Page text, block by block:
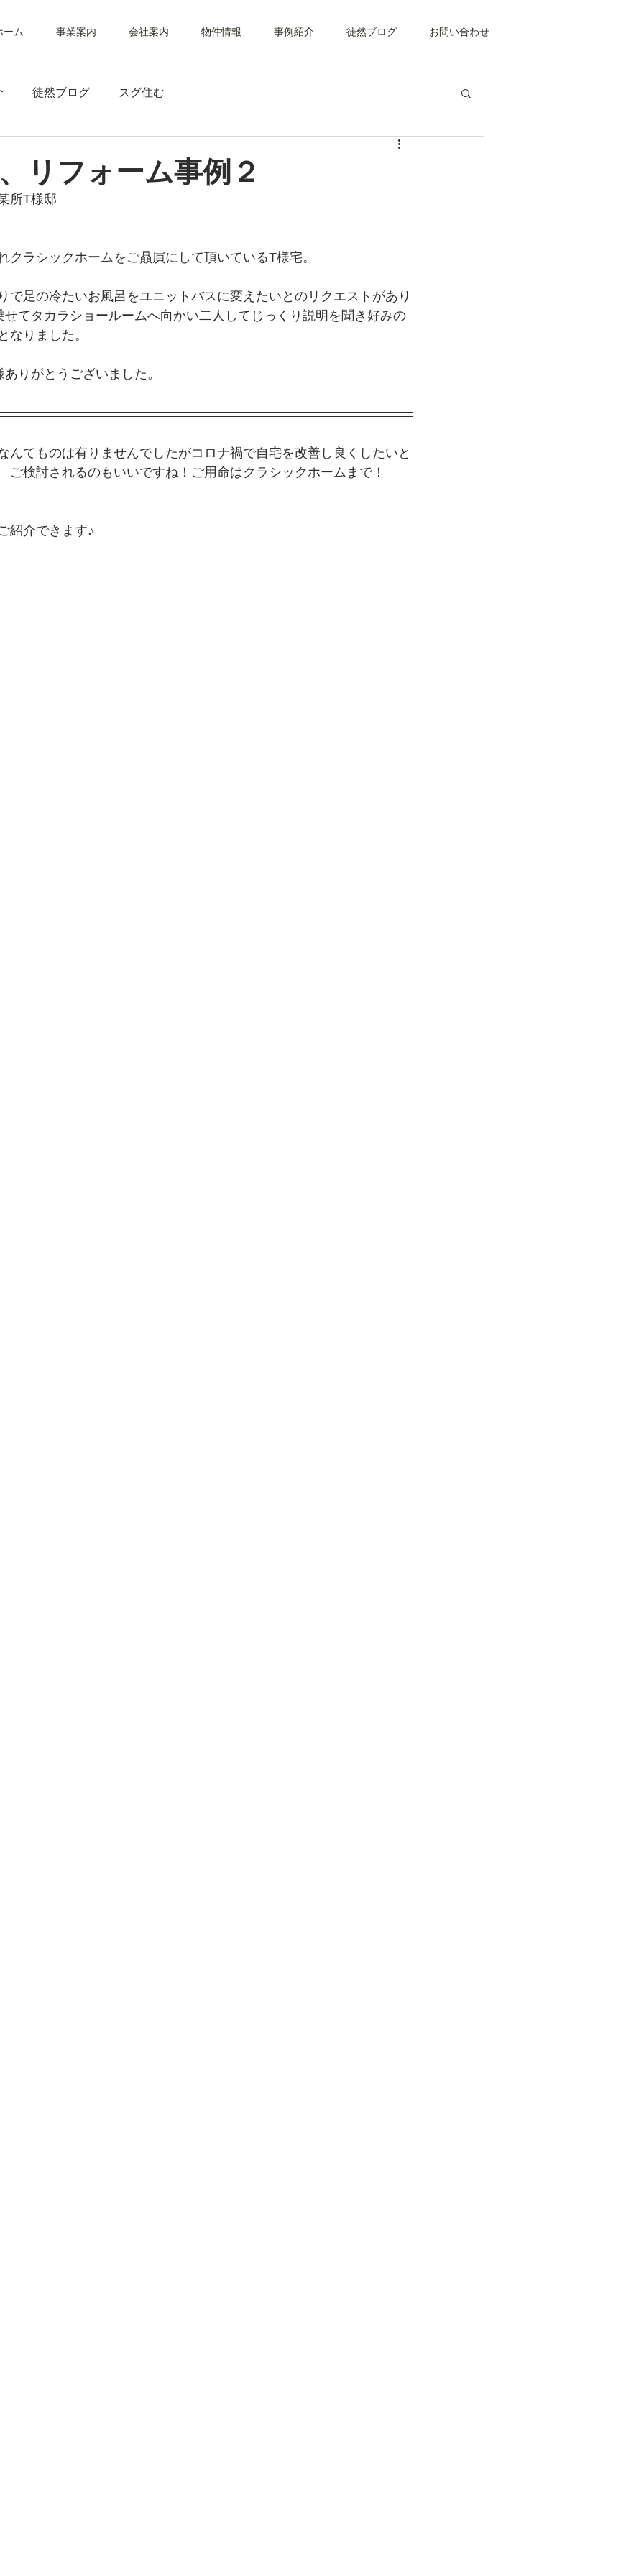
ーム 事業案内 会社案内 物件情報 事例紹介 徒然ブログ お問い合わせ
徒然ブログ スグ住む
リフォーム事例２
所T様邸
クラシックホームをご贔屓にして頂いているT様宅。
で足の冷たいお風呂をユニットバスに変えたいとのリクエストがあり
てタカラショールームへ向かい二人してじっくり説明を聞き好みの
なりました。
りがとうございました。
んてものは有りませんでしたがコロナ禍で自宅を改善し良くしたいと
ご検討されるのもいいですね！ご用命はクラシックホームまで！
紹介できます♪